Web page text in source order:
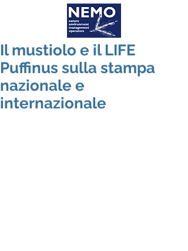
Il mustiolo e il LIFE
Puffinus sulla stampa
nazionale e
internazionale